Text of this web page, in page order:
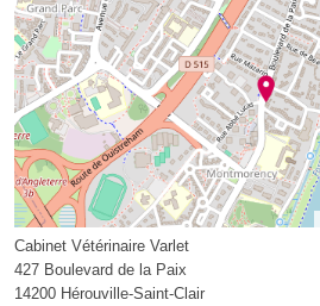
Cabinet Vétérinaire Varlet
427 Boulevard de la Paix
14200 Hérouville-Saint-Clair